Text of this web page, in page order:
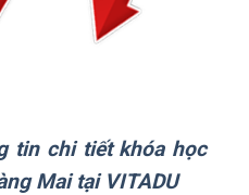
tin chi tiết khóa học
Mai tại VITADU